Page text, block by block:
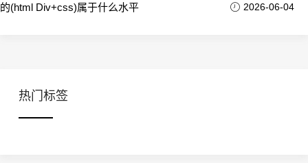
的(html Div+css)属于什么水平
2026-06-04
热门标签